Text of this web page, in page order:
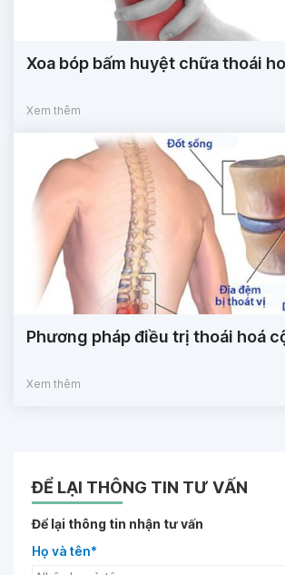
Xoa bóp bấm huyệt chữa thoái
Xem thêm
Phương pháp điều trị thoái hoá
Xem thêm
ĐỂ LẠI THÔNG TIN TƯ VẤN
Để lại thông tin nhận tư vấn
Họ và tên*